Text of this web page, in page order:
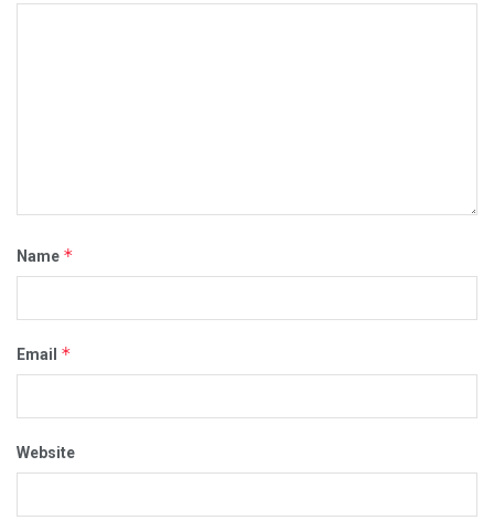
Name *
Email *
Website